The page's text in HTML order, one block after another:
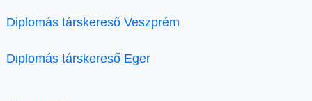
Diplomás társkereső Veszprém
Diplomás társkereső Eger